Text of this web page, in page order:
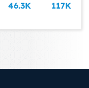
117K
46.3K